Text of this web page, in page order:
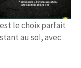
le choix parfait
au sol, avec